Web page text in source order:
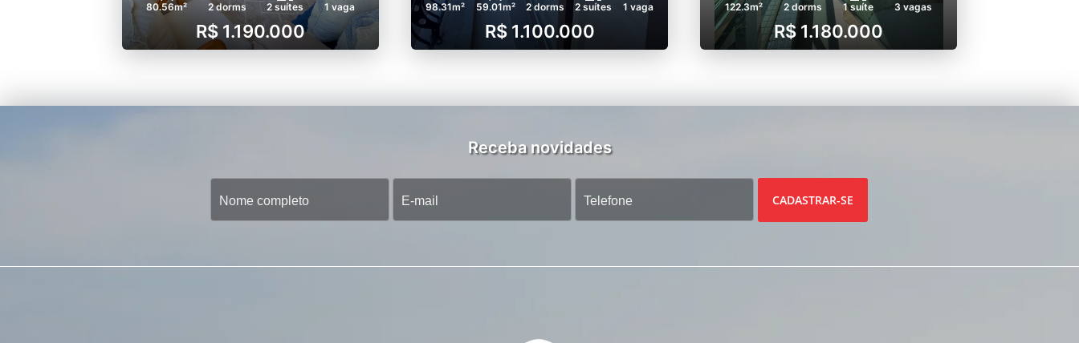
80.56m² 2 dorms 2 suítes 1 vaga
R$ 1.190.000
98.31m² 59.01m² 2 dorms 2 suítes 1 vaga
R$ 1.100.000
122.3m² 2 dorms 1 suíte 3 vagas
R$ 1.180.000
Receba novidades
CADASTRAR-SE